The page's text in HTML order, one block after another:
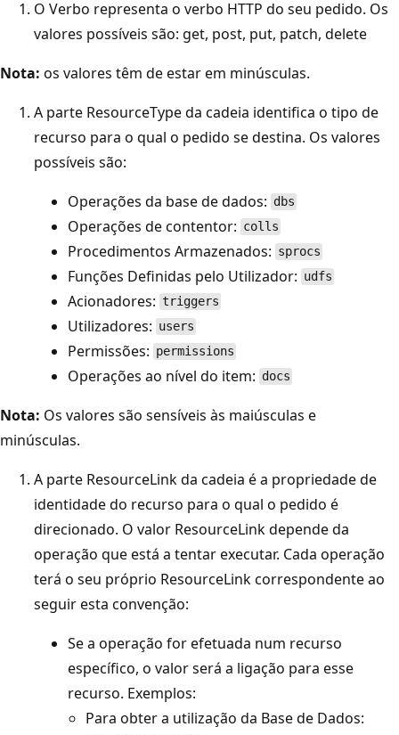
O Verbo representa o verbo HTTP do seu pedido. Os
valores possíveis são: get, post, put, patch, delete
Nota: os valores têm de estar em minúsculas.
A parte ResourceType da cadeia identifica o tipo de
recurso para o qual o pedido se destina. Os valores
possíveis são:
Operações da base de dados: dbs
Operações de contentor: colls
Procedimentos Armazenados: sprocs
Funções Definidas pelo Utilizador: udfs
Acionadores: triggers
Utilizadores: users
Permissões: permissions
Operações ao nível do item: docs
Nota: Os valores são sensíveis às maiúsculas e
minúsculas.
A parte ResourceLink da cadeia é a propriedade de
identidade do recurso para o qual o pedido é
direcionado. O valor ResourceLink depende da
operação que está a tentar executar. Cada operação
terá o seu próprio ResourceLink correspondente ao
seguir esta convenção:
Se a operação for efetuada num recurso
específico, o valor será a ligação para esse
recurso. Exemplos:
Para obter a utilização da Base de Dados: